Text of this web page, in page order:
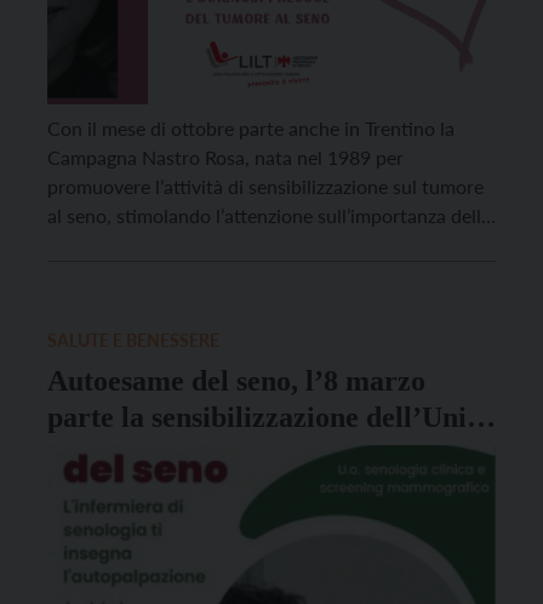
Con il mese di ottobre parte anche in Trentino la
Campagna Nastro Rosa, nata nel 1989 per
promuovere l’attività di sensibilizzazione sul tumore
al seno, stimolando l’attenzione sull’importanza della
Autoesame del seno, l’8 marzo
parte la sensibilizzazione dell’Unità
operativa di senologia clinica